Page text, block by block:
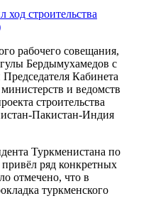
ход строительства
рабочего совещания,
Бердымухамедов с
Кабинета
и ведомств
строительства
Пакистан-Индия
Туркменистана по
ряд конкретных
отмечено, что в
туркменского